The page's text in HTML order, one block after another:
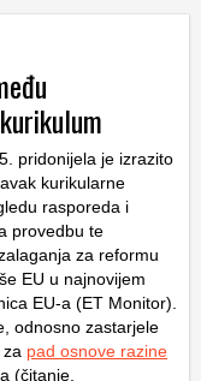
pridonijela je izrazito
kurikularne
rasporeda i
provedbu te
za reformu
EU u najnovijem
EU-a (ET Monitor).
odnosno zastarjele
za pad osnove razine
(čitanje,